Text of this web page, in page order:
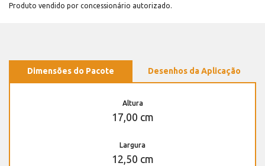
Produto vendido por concessionário autorizado.
Dimensões do Pacote Desenhos da Aplicação
Altura
17,00 cm
Largura
12,50 cm